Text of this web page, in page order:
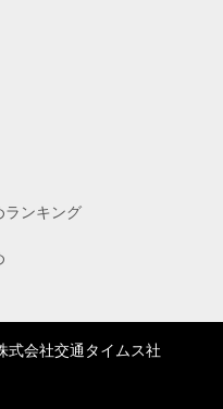
ランキング
式会社交通タイムス社